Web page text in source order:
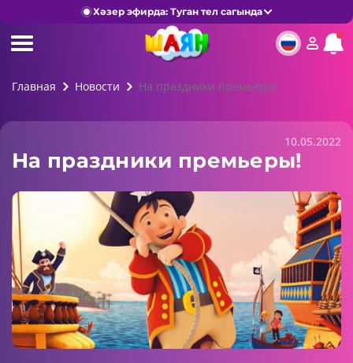
Хәзер эфирда: Туган тел сагында
Главная Новости На праздники премьеры!
10.05.2022
На праздники премьеры!